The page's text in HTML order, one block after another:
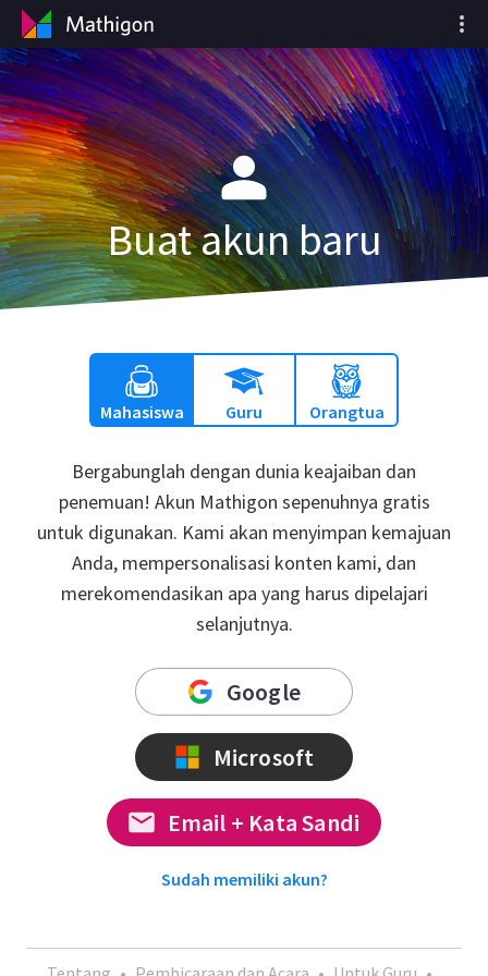
Buat akun baru
Mahasiswa Guru Orangtua
Bergabunglah dengan dunia keajaiban dan
penemuan! Akun Mathigon sepenuhnya gratis
untuk digunakan. Kami akan menyimpan kemajuan
Anda, mempersonalisasi konten kami, dan
merekomendasikan apa yang harus dipelajari
selanjutnya.
Google
Microsoft
Email + Kata Sandi
Sudah memiliki akun?